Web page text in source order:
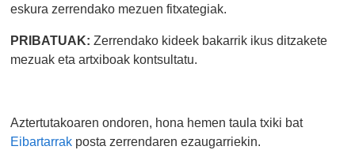
eskura zerrendako mezuen fitxategiak.
PRIBATUAK:Zerrendako kideek bakarrik ikus ditzakete
mezuak eta artxiboak kontsultatu.
Aztertutakoaren ondoren, hona hemen taula txiki bat
Eibartarrak posta zerrendaren ezaugarriekin.